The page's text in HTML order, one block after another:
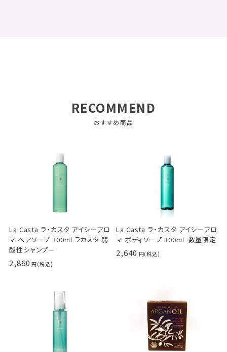
RECOMMEND
おすすめ商品
La Casta ラ・カスタ アイシーアロ
マ ヘアソープ 300ml ラカスタ 弱
酸性シャンプー
2,860
La Casta ラ・カスタ アイシーアロ
マ ボディソープ 300mL 数量限定
2,640